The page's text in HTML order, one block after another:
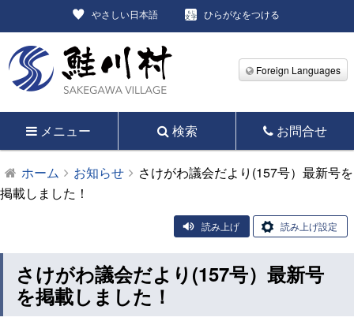
やさしい日本語 ひらがなをつける
Foreign Languages
メニュー 検索 お問合せ
ホーム お知らせ
さけがわ議会だより(157号）最新号を
掲載しました！
読み上げ 読み上げ設定
さけがわ議会だより(157号）最新号
を掲載しました！